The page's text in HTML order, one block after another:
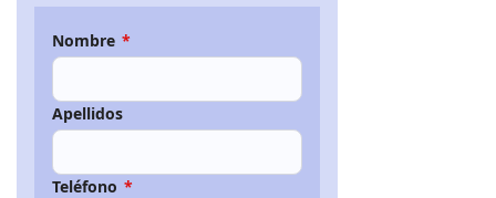
Nombre *
Apellidos
Teléfono *